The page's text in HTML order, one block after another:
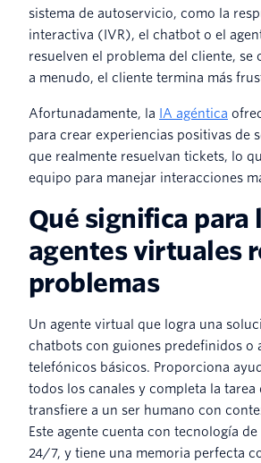
sistema de autoservicio, como la
interactiva (IVR), el chatbot o el
resuelven el problema del cliente, se
a menudo, el cliente termina más
Afortunadamente, la IA agéntica
para crear experiencias positivas de
que realmente resuelvan tickets, lo
equipo para manejar interacciones
Qué significa para
agentes virtuales
problemas
Un agente virtual que logra una
chatbots con guiones predefinidos o
telefónicos básicos. Proporciona
todos los canales y completa la tarea
transfiere a un ser humano con
Este agente cuenta con tecnología
24/7, y tiene una memoria perfecta